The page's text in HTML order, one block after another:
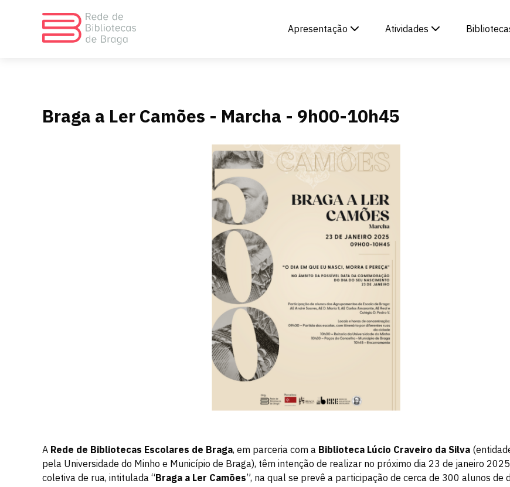
Apresentação Atividades
Braga a Ler Camões - Marcha - 9h00-10h45
A Rede de Bibliotecas Escolares de Braga, em parceria com a Biblioteca Lúcio Craveiro da Silva
pela Universidade do Minho e Município de Braga), têm intenção de realizar no próximo dia 23 de janeiro
coletiva de rua, intitulada “Braga a Ler Camões”, na qual se prevê a participação de cerca de 300 alunos de